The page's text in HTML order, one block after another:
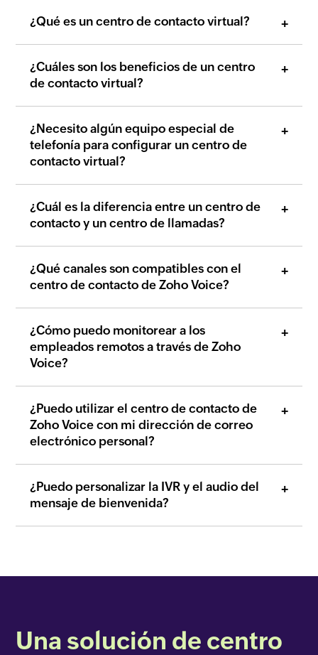
¿Qué es un centro de contacto virtual?
¿Cuáles son los beneficios de un centro
de contacto virtual?
¿Necesito algún equipo especial de
telefonía para configurar un centro de
contacto virtual?
¿Cuál es la diferencia entre un centro de
contacto y un centro de llamadas?
¿Qué canales son compatibles con el
centro de contacto de Zoho Voice?
¿Cómo puedo monitorear a los
empleados remotos a través de Zoho
Voice?
¿Puedo utilizar el centro de contacto de
Zoho Voice con mi dirección de correo
electrónico personal?
¿Puedo personalizar la IVR y el audio del
mensaje de bienvenida?
Una solución de centro